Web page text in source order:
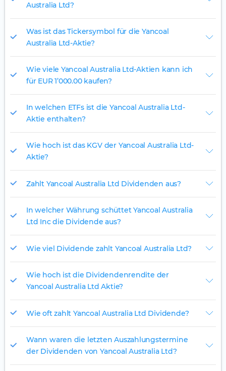
Australia Ltd?
Was ist das Tickersymbol für die Yancoal
Australia Ltd-Aktie?
Wie viele Yancoal Australia Ltd-Aktien kann ich
für EUR 1’000.00 kaufen?
In welchen ETFs ist die Yancoal Australia Ltd-
Aktie enthalten?
Wie hoch ist das KGV der Yancoal Australia Ltd-
Aktie?
Zahlt Yancoal Australia Ltd Dividenden aus?
In welcher Währung schüttet Yancoal Australia
Ltd Inc die Dividende aus?
Wie viel Dividende zahlt Yancoal Australia Ltd?
Wie hoch ist die Dividendenrendite der
Yancoal Australia Ltd Aktie?
Wie oft zahlt Yancoal Australia Ltd Dividende?
Wann waren die letzten Auszahlungstermine
der Dividenden von Yancoal Australia Ltd?